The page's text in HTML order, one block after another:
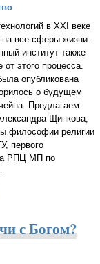
в XXI веке
на все сферы жизни.
институт также
от этого процесса.
опубликована
о будущем
Предлагаем
Щипкова,
философии религии
первого
РПЦ МП по
Щипков)
с Богом?